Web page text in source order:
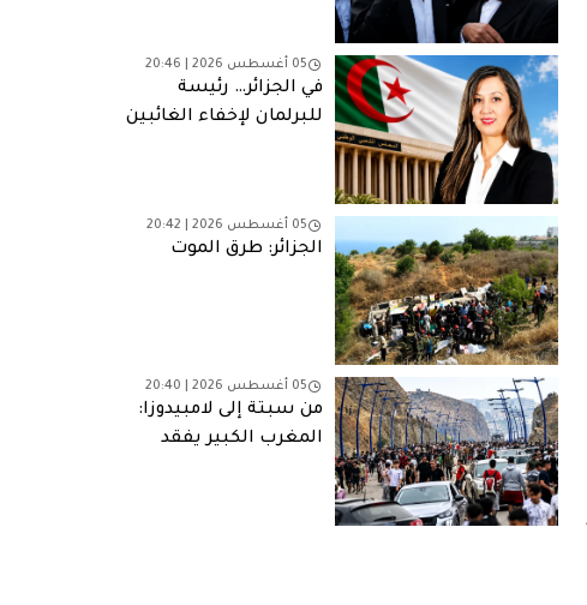
05 أغسطس 2026 | 20:46
في الجزائر… رئيسة
للبرلمان لإخفاء الغائبين
05 أغسطس 2026 | 20:42
الجزائر: طرق الموت
05 أغسطس 2026 | 20:40
من سبتة إلى لامبيدوزا:
المغرب الكبير يفقد